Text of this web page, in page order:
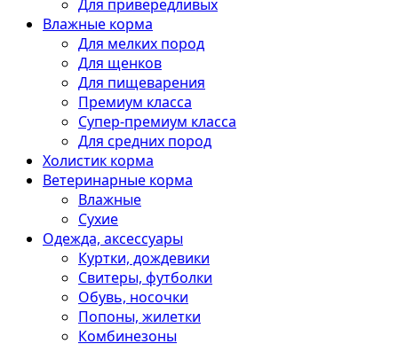
Для привередливых
Влажные корма
Для мелких пород
Для щенков
Для пищеварения
Премиум класса
Супер-премиум класса
Для средних пород
Холистик корма
Ветеринарные корма
Влажные
Сухие
Одежда, аксессуары
Куртки, дождевики
Свитеры, футболки
Обувь, носочки
Попоны, жилетки
Комбинезоны